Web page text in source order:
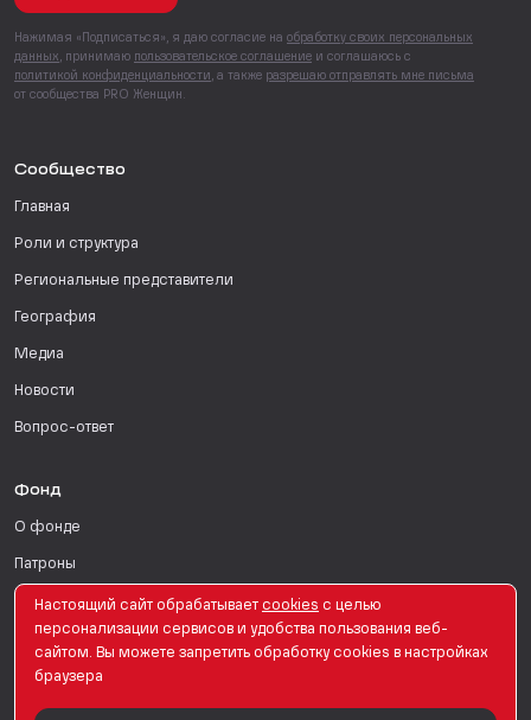
Нажимая «Подписаться», я даю согласие на обработку своих персональных
данных , принимаю пользовательское соглашение и соглашаюсь с
политикой конфиденциальности , а также разрешаю отправлять мне письма
от сообщества PRO Женщин.
Сообщество
Главная
Роли и структура
Региональные представители
География
Медиа
Новости
Вопрос-ответ
Фонд
О фонде
Патроны
Поддержать
Для СМИ
Настоящий сайт обрабатывает сookies с целью
персонализации сервисов и удобства пользования веб-
сайтом. Вы можете запретить обработку сookies в настройках
браузера